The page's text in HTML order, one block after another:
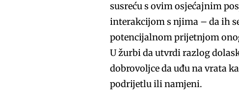
susreću s ovim osjećajnim
interakcijom s njima – da ih
potencijalnom prijetnjom
U žurbi da utvrdi razlog
dobrovoljce da uđu na vrata
podrijetlu ili namjeni.